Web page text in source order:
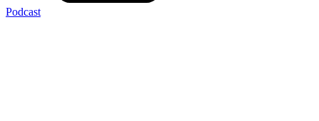
Podcast